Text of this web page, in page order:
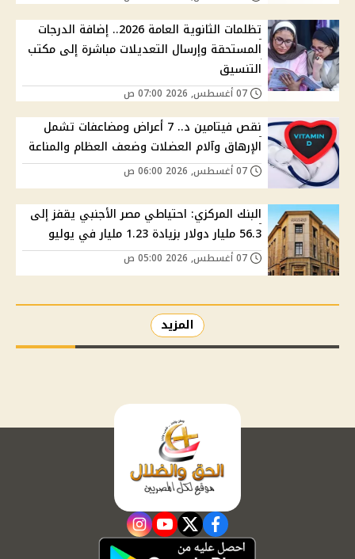
تظلمات الثانوية العامة 2026.. إضافة الدرجات
المستحقة وإرسال التعديلات مباشرة إلى مكتب
التنسيق
نقص فيتامين د.. 7 أعراض ومضاعفات تشمل
الإرهاق وآلام العضلات وضعف العظام والمناعة
البنك المركزي: احتياطي مصر الأجنبي يقفز إلى
56.3 مليار دولار بزيادة 1.23 مليار في يوليو
المزيد
facebook
twitter
youtube
instagram